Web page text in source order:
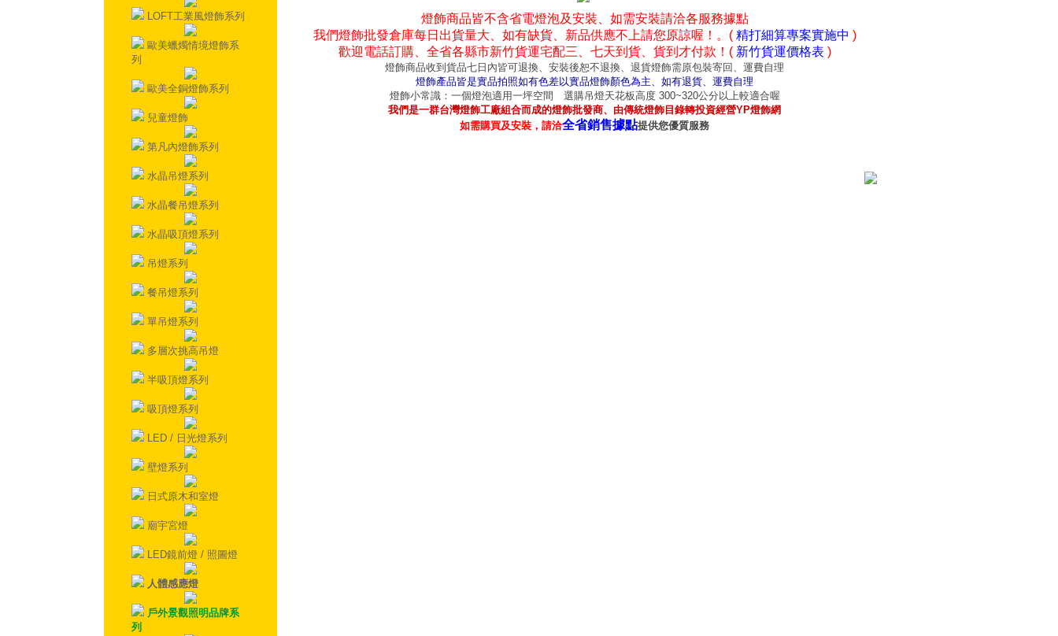
LOFT工業風燈飾系列
歐美蠟燭情境燈飾系
列
歐美全銅燈飾系列
兒童燈飾
第凡內燈飾系列
水晶吊燈系列
水晶餐吊燈系列
水晶吸頂燈系列
吊燈系列
餐吊燈系列
單吊燈系列
多層次挑高吊燈
半吸頂燈系列
吸頂燈系列
LED / 日光燈系列
壁燈系列
日式原木和室燈
廟宇宮燈
LED鏡前燈 / 照圖燈
人體感應燈
戶外景觀照明品牌系
列
燈飾商品皆不含省電燈泡及安裝、如需安裝請洽各服務據點
我們燈飾批發倉庫每日出貨量大、如有缺貨、新品供應不上請您原諒喔！。( 精打細算專案實施中 )
歡迎電話訂購、全省各縣市新竹貨運宅配三、七天到貨、貨到才付款！( 新竹貨運價格表 )
燈飾商品收到貨品七日內皆可退換、安裝後恕不退換、退貨燈飾需原包裝寄回、運費自理
燈飾產品皆是實品拍照如有色差以實品燈飾顏色為主、如有退貨、運費自理
燈飾小常識：一個燈泡適用一坪空間 選購吊燈天花板高度 300~320公分以上較適合喔
我們是一群台灣燈飾工廠組合而成的燈飾批發商、由傳統燈飾目錄轉投資經營YP燈飾網
如需購買及安裝，請洽全省銷售據點提供您優質服務